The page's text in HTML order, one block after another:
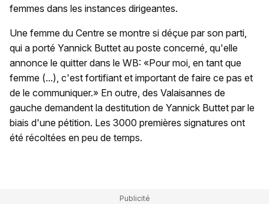
femmes dans les instances dirigeantes.
Une femme du Centre se montre si déçue par son parti,
qui a porté Yannick Buttet au poste concerné, qu'elle
annonce le quitter dans le WB: «Pour moi, en tant que
femme (...), c'est fortifiant et important de faire ce pas et
de le communiquer.» En outre, des Valaisannes de
gauche demandent la destitution de Yannick Buttet par le
biais d'une pétition. Les 3000 premières signatures ont
été récoltées en peu de temps.